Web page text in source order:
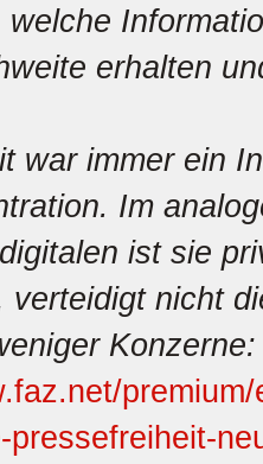
welche
erhalten
war immer ein
Im
ist sie
verteidigt nicht
Konzerne:
pressefreiheit-